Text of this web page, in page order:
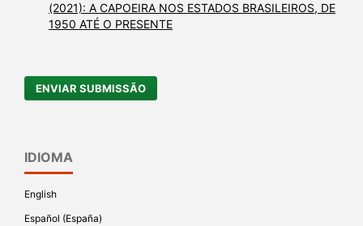
(2021): A CAPOEIRA NOS ESTADOS BRASILEIROS, DE
1950 ATÉ O PRESENTE
ENVIAR SUBMISSÃO
IDIOMA
English
Español (España)